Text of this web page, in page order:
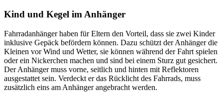
Kind und Kegel im Anhänger
Fahrradanhänger haben für Eltern den Vorteil, dass sie zwei Kinder
inklusive Gepäck befördern können. Dazu schützt der Anhänger die
Kleinen vor Wind und Wetter, sie können während der Fahrt spielen
oder ein Nickerchen machen und sind bei einem Sturz gut gesichert.
Der Anhänger muss vorne, seitlich und hinten mit Reflektoren
ausgestattet sein. Verdeckt er das Rücklicht des Fahrrads, muss
zusätzlich eins am Anhänger angebracht werden.